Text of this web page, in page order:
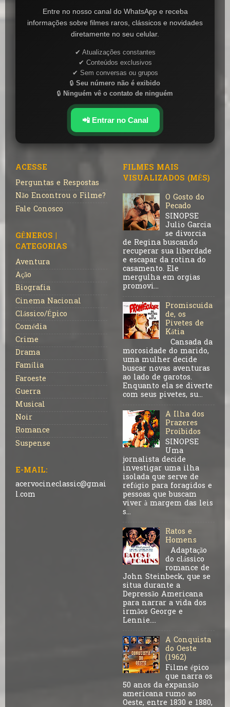
Entre no nosso canal do WhatsApp e receba
informações sobre filmes raros, clássicos e novidades
diretamente no seu celular.
✔ Atualizações constantes
✔ Conteúdos exclusivos
✔ Sem conversas ou grupos
🔒 Seu número não é exibido
🔒 Ninguém vê o contato de ninguém
📲 Entrar no Canal
ACESSE
Perguntas e Respostas
Não Encontrou o Filme?
Fale Conosco
GÊNEROS |
CATEGORIAS
Aventura
Ação
Biografia
Cinema Nacional
Clássico/Épico
Comédia
Crime
Drama
Família
Faroeste
Guerra
Musical
Noir
Romance
Suspense
E-MAIL:
acervocineclassic@gmai
l.com
FILMES MAIS
VISUALIZADOS (MÊS)
O Gosto do
Pecado
SINOPSE
Julio Garcia
se divorcia
de Regina buscando
recuperar sua liberdade
e escapar da rotina do
casamento. Ele
mergulha em orgias
promovi...
Promiscuida
de, os
Pivetes de
Kátia
Cansada da
morosidade do marido,
uma mulher decide
buscar novas aventuras
ao lado de garotos.
Enquanto ela se diverte
com seus pivetes, su...
A Ilha dos
Prazeres
Proibidos
SINOPSE
Uma
jornalista decide
investigar uma ilha
isolada que serve de
refúgio para foragidos e
pessoas que buscam
viver à margem das leis
s...
Ratos e
Homens
Adaptação
do clássico
romance de
John Steinbeck, que se
situa durante a
Depressão Americana
para narrar a vida dos
irmãos George e
Lennie....
A Conquista
do Oeste
(1962)
Filme épico
que narra os
50 anos da expansão
americana rumo ao
Oeste, entre 1830 e 1880,